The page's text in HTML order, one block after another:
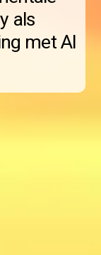
als
met AI